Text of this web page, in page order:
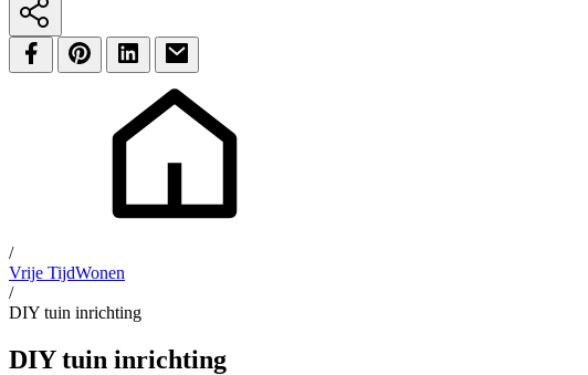
/
Vrije TijdWonen
/
DIY tuin inrichting
DIY tuin inrichting